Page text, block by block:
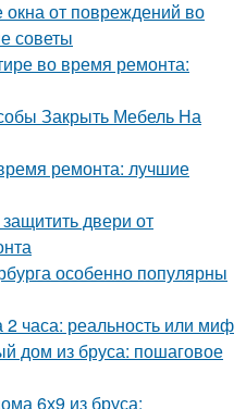
окна от повреждений во
советы
во время ремонта:
Закрыть Мебель На
ремонта: лучшие
двери от
особенно популярны
часа: реальность или миф
дом из бруса: пошаговое
6х9 из бруса: